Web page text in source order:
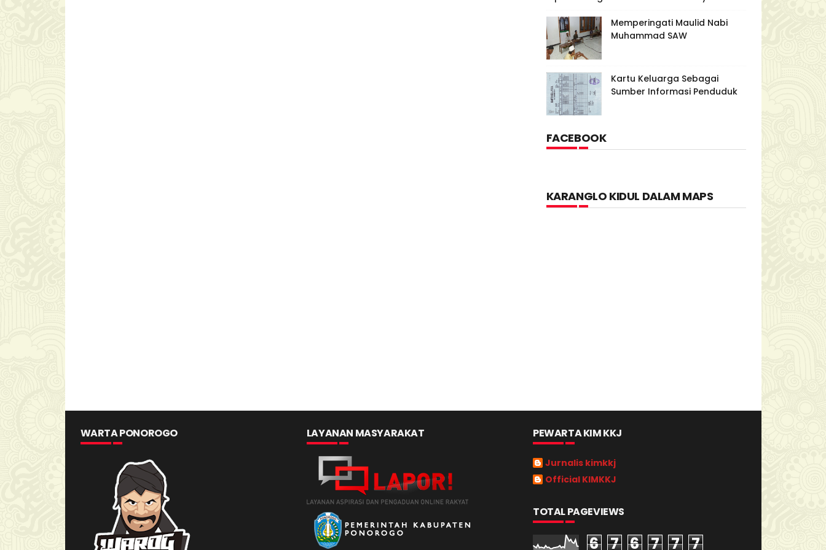
Memperingati Maulid Nabi
Muhammad SAW
Kartu Keluarga Sebagai
Sumber Informasi Penduduk
FACEBOOK
KARANGLO KIDUL DALAM MAPS
WARTA PONOROGO LAYANAN MASYARAKAT PEWARTA KIM KKJ
Jurnalis kimkkj
Official KIMKKJ
TOTAL PAGEVIEWS
6 7 6 7 7 7